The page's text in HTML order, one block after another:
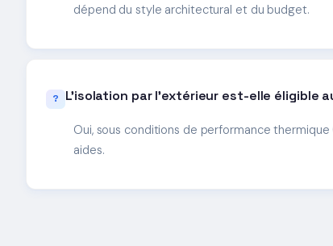
dépend du style architectural et du budget.
L'isolation par l'extérieur est-elle éligible
Oui, sous conditions de performance
aides.